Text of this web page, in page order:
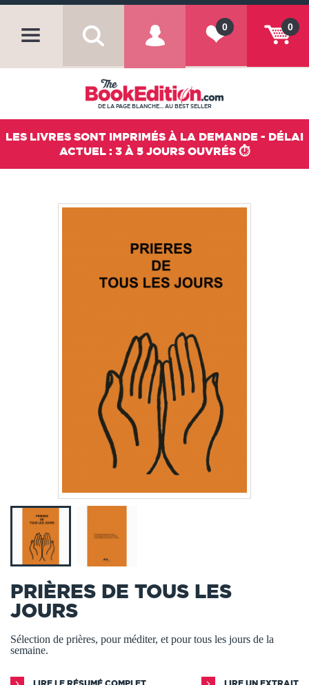
0
0
DE LA PAGE BLANCHE... AU BEST SELLER
LES LIVRES SONT IMPRIMÉS À LA DEMANDE - DÉLAI
ACTUEL : 3 À 5 JOURS OUVRÉS ⏱️
PRIÈRES DE TOUS LES
JOURS
Sélection de prières, pour méditer, et pour tous les jours de la
semaine.